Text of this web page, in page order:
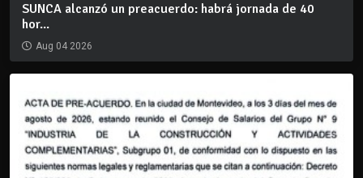
SUNCA alcanzó un preacuerdo: habrá jornada de 40
hor...
Aug 04 2026